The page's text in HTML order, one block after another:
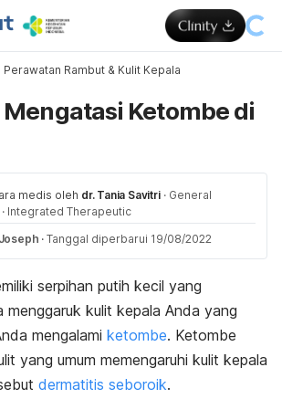
Perawatan Rambut & Kulit Kepala
Ketombe di
medis oleh dr. Tania Savitri · General
· Integrated Therapeutic
· Tanggal diperbarui 19/08/2022
serpihan putih kecil yang
menggaruk kulit kepala Anda yang
mengalami ketombe. Ketombe
yang umum memengaruhi kulit kepala
dermatitis seboroik.